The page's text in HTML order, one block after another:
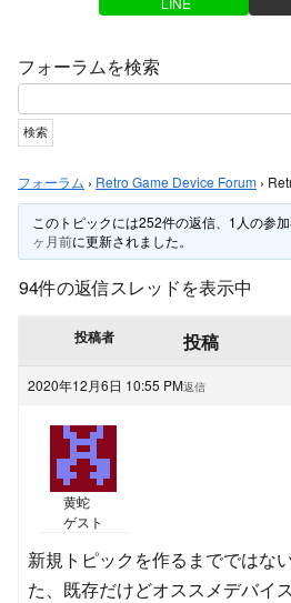
フォーラムを検索
フォーラム › Retro Game Device Forum ›
このトピックには252件の返信、1人の参
ヶ月前に更新されました。
94件の返信スレッドを表示中
投稿者 投稿
2020年12月6日 10:55 PM返信
黄蛇
ゲスト
新規トピックを作るまでではな
た、既存だけどオススメデバイ